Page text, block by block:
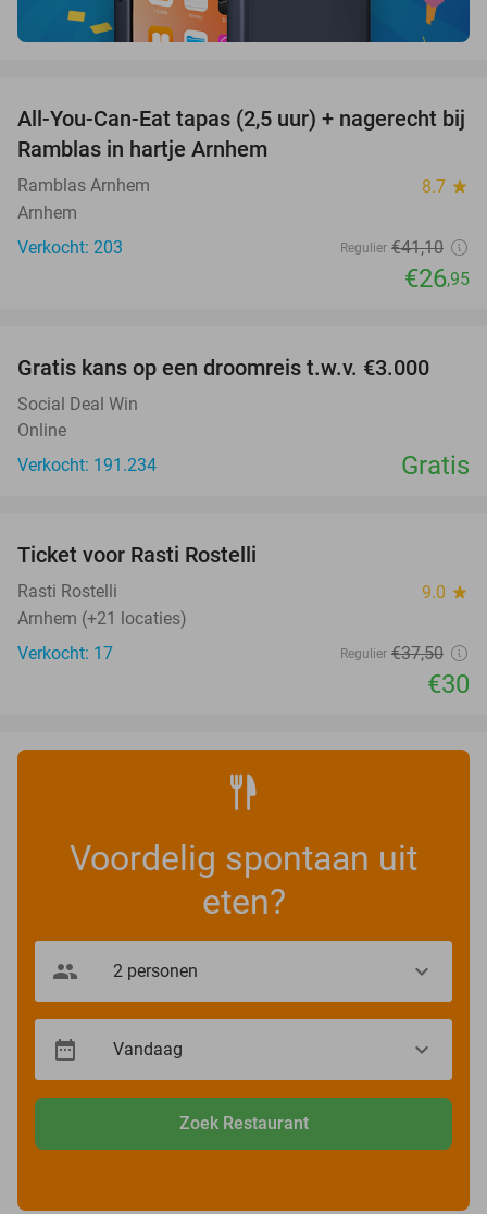
34%
All-You-Can-Eat tapas (2,5 uur) + nagerecht bij
Ramblas in hartje Arnhem
Ramblas Arnhem 8.7 star
Arnhem
Verkocht: 203
Regulier €41,10
€26,95
Gratis kans op een droomreis t.w.v. €3.000
Social Deal Win
Online
Verkocht: 191.234
Gratis
TODAY
Ticket voor Rasti Rostelli
Rasti Rostelli 9.0 star
Arnhem (+21 locaties)
Verkocht: 17
Regulier €37,50
€30
Voordelig spontaan uit
eten?
Zoek Restaurant